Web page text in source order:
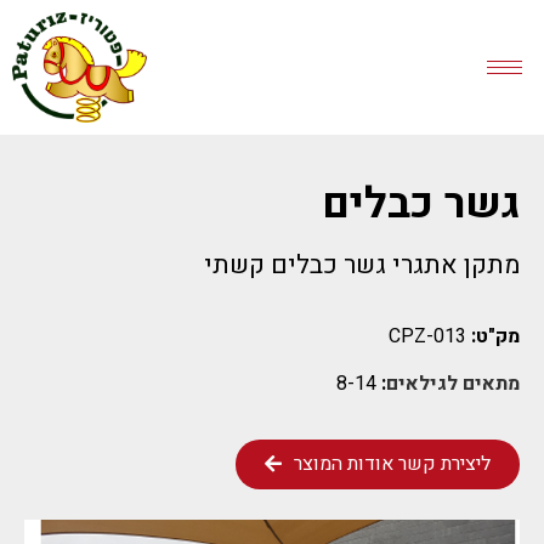
גשר כבלים
מתקן אתגרי גשר כבלים קשתי
מק"ט:
מתאים לגילאים:
ליצירת קשר אודות המוצר